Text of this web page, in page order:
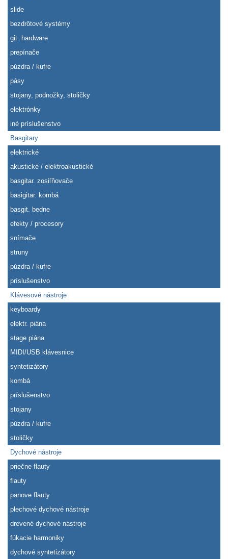
slide
bezdrôtové systémy
git. hardware
prepínače
púzdra / kufre
pásy
stojany, podnožky, stoličky
elektrónky
iné príslušenstvo
Basgitary
elektrické
akustické / elektroakustické
basgitar. zosiľňovače
basigitar. kombá
basgit. bedne
efekty / procesory
snímače
struny
púzdra / kufre
príslušenstvo
Klávesové nástroje
keyboardy
elektr. piána
stage piána
MIDI/USB klávesnice
syntetizátory
kombá
príslušenstvo
stojany
púzdra / kufre
stoličky
Dychové nástroje
priečne flauty
flauty
panove flauty
plechové dychové nástroje
drevené dychové nástroje
fúkacie harmoniky
dychové syntetizátory